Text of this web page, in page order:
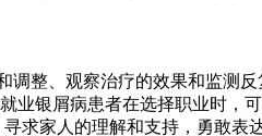
整、观察治疗的效果和监测
银屑病患者在选择职业时，
求家人的理解和支持，勇敢